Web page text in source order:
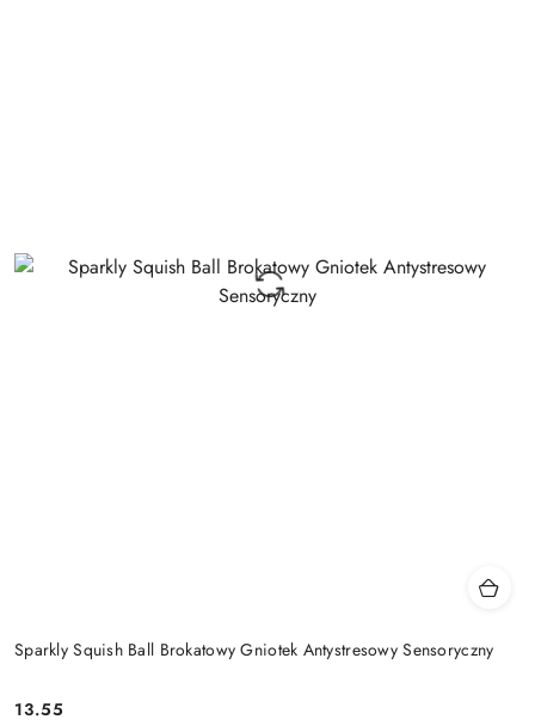
Sparkly Squish Ball Brokatowy Gniotek Antystresowy Sensoryczny
13.55